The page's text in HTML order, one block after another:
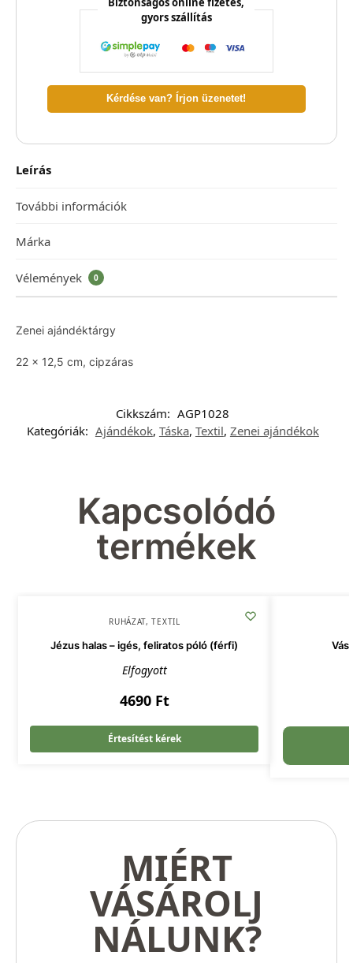
gyors szállítás
Kérdése van? Írjon üzenetet!
Leírás
További információk
Márka
Vélemények 0
Zenei ajándéktárgy
22 x 12,5 cm, cipzáras
Cikkszám: AGP1028
Kategóriák: Ajándékok, Táska, Textil, Zenei ajándékok
Kapcsolódó
termékek
RUHÁZAT,TEXTIL
Jézus halas – igés, feliratos póló (férfi)
Elfogyott
4690 Ft
Értesítést kérek
MIÉRT
VÁSÁROLJ
NÁLUNK?